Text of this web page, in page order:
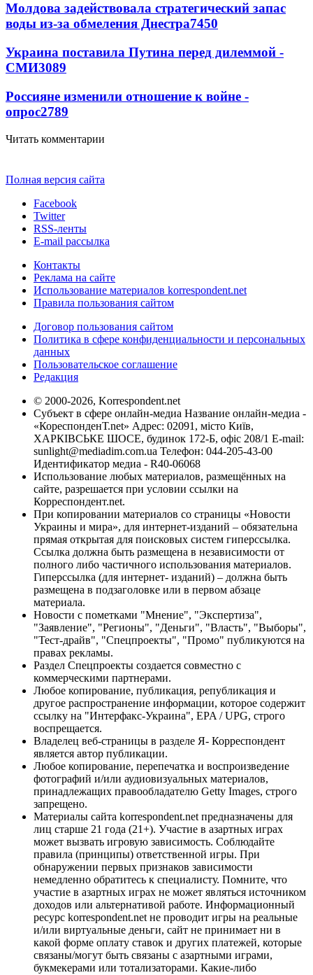
Молдова задействовала стратегический запас
воды из-за обмеления Днестра7450
Украина поставила Путина перед дилеммой -
СМИ3089
Россияне изменили отношение к войне -
опрос2789
Читать комментарии
Полная версия сайта
Facebook
Twitter
RSS-ленты
E-mail рассылка
Контакты
Реклама на сайте
Использование материалов korrespondent.net
Правила пользования сайтом
Договор пользования сайтом
Политика в сфере конфиденциальности и персональных
данных
Пользовательское соглашение
Редакция
© 2000-2026, Korrespondent.net
Субъект в сфере онлайн-медиа Название онлайн-медиа -
«КореспонденТ.net» Адрес: 02091, місто Київ,
ХАРКІВСЬКЕ ШОСЕ, будинок 172-Б, офіс 208/1 E-mail:
sunlight@mediadim.com.ua Телефон: 044-205-43-00
Идентификатор медиа - R40-06068
Использование любых материалов, размещённых на
сайте, разрешается при условии ссылки на
Корреспондент.net.
При копировании материалов со страницы «Новости
Украины и мира», для интернет-изданий – обязательна
прямая открытая для поисковых систем гиперссылка.
Ссылка должна быть размещена в независимости от
полного либо частичного использования материалов.
Гиперссылка (для интернет- изданий) – должна быть
размещена в подзаголовке или в первом абзаце
материала.
Новости с пометками "Мнение", "Экспертиза",
"Заявление", "Регионы", "Деньги", "Власть", "Выборы",
"Тест-драйв", "Спецпроекты", "Промо" публикуются на
правах рекламы.
Раздел Спецпроекты создается совместно с
коммерческими партнерами.
Любое копирование, публикация, републикация и
другое распространение информации, которое содержит
ссылку на "Интерфакс-Украина", EPA / UPG, строго
воспрещается.
Владелец веб-страницы в разделе Я- Корреспондент
является автор публикации.
Любое копирование, перепечатка и воспроизведение
фотографий и/или аудиовизуальных материалов,
принадлежащих правообладателю Getty Images, строго
запрещено.
Материалы сайта korrespondent.net предназначены для
лиц старше 21 года (21+). Участие в азартных играх
может вызвать игровую зависимость. Соблюдайте
правила (принципы) ответственной игры. При
обнаружении первых признаков зависимости
немедленно обратитесь к специалисту. Помните, что
участие в азартных играх не может являться источником
доходов или альтернативой работе. Информационный
ресурс korrespondent.net не проводит игры на реальные
и/или виртуальные деньги, сайт не принимает ни в
какой форме оплату ставок и других платежей, которые
связаны/могут быть связаны с азартными играми,
букмекерами или тотализаторами. Какие-либо